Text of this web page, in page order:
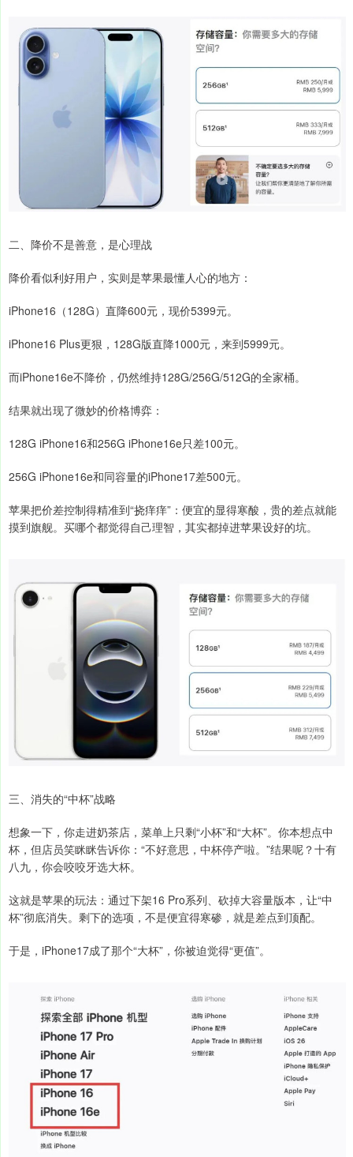
二、降价不是善意，是心理战
降价看似利好用户，实则是苹果最懂人心的地方：
iPhone16（128G）直降600元，现价5399元。
iPhone16 Plus更狠，128G版直降1000元，来到5999元。
而iPhone16e不降价，仍然维持128G/256G/512G的全家桶。
结果就出现了微妙的价格博弈：
128G iPhone16和256G iPhone16e只差100元。
256G iPhone16e和同容量的iPhone17差500元。
苹果把价差控制得精准到“挠痒痒”：便宜的显得寒酸，贵的差点就能
摸到旗舰。买哪个都觉得自己理智，其实都掉进苹果设好的坑。
三、消失的“中杯”战略
想象一下，你走进奶茶店，菜单上只剩“小杯”和“大杯”。你本想点中
杯，但店员笑眯眯告诉你：“不好意思，中杯停产啦。”结果呢？十有
八九，你会咬咬牙选大杯。
这就是苹果的玩法：通过下架16 Pro系列、砍掉大容量版本，让“中
杯”彻底消失。剩下的选项，不是便宜得寒碜，就是差点到顶配。
于是，iPhone17成了那个“大杯”，你被迫觉得“更值”。